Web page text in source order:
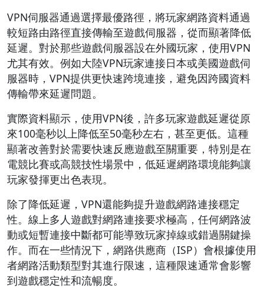
VPN伺服器通過選擇最優路徑，將玩家網路資料通過
較短路由路徑直接傳輸至遊戲伺服器，從而顯著降低
延遲。對於那些遊戲伺服器設在外國玩家，使用VPN
尤其有效。例如大陸VPN玩家連接日本或美國遊戲伺
服器時，VPN提供更快速跨境連接，避免因跨國資料
傳輸帶來延遲問題。
實際資料顯示，使用VPN後，許多玩家遊戲延遲從原
來100毫秒以上降低至50毫秒左右，甚至更低。這種
顯著改善對於需要快速反應遊戲至關重要，特別是在
電競比賽或高競技性場景中，低延遲網路環境能夠讓
玩家發揮更出色表現。
除了降低延遲，VPN還能夠提升遊戲網路連接穩定
性。線上多人遊戲對網路連接要求極高，任何網路波
動或短暫連接中斷都可能導致玩家掉線或錯過關鍵操
作。而在一些情況下，網路供應商（ISP）會根據使用
者網路活動類型對其進行限速，這種限速通常會影響
到遊戲穩定性和流暢度。